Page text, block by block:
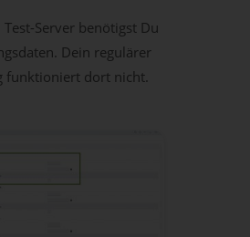
Test-Server benötigst Du
Dein regulärer
funktioniert dort nicht.